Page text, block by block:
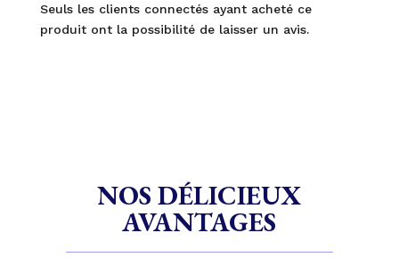
Seuls les clients connectés ayant acheté ce
produit ont la possibilité de laisser un avis.
NOS DÉLICIEUX
AVANTAGES